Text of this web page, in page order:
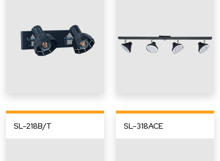
SL-218B/T SL-318ACE